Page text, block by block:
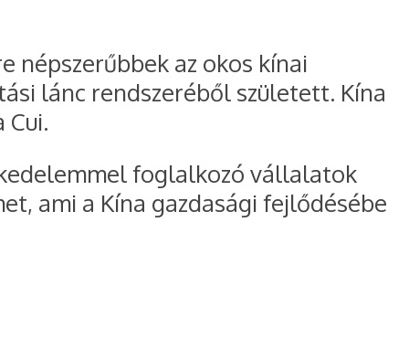
népszerűbbek az okos kínai
lánc rendszeréből született. Kína
foglalkozó vállalatok
ami a Kína gazdasági fejlődésébe